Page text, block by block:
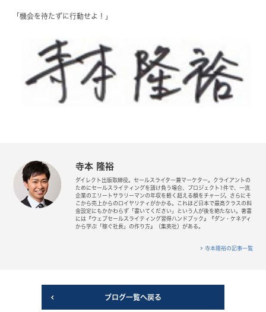
「機会を待たずに行動せよ！」
寺本 隆裕
ダイレクト出版取締役。セールスライター兼マーケター。クライアントの
ためにセールスライティングを請け負う場合、プロジェクト1件で、一流
企業のエリートサラリーマンの年収を軽く超える額をチャージ。さらにそ
こから売上からのロイヤリティがかかる。これほど日本で最高クラスの料
金設定にもかかわらず「書いてください」という人が後を絶たない。著書
には『ウェブセールスライティング習得ハンドブック』『ダン・ケネディ
から学ぶ「稼ぐ社長」の作り方』（集英社）がある。
寺本隆裕の記事一覧
ブログ一覧へ戻る